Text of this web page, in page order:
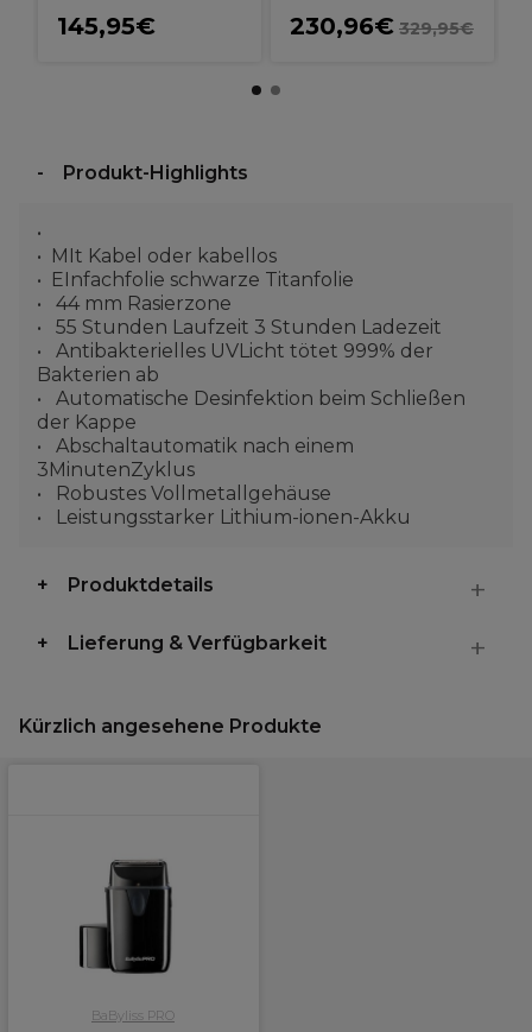
145,95€ 230,96€ 329,95€
Produkt-Highlights
MIt Kabel oder kabellos
EInfachfolie schwarze Titanfolie
44 mm Rasierzone
55 Stunden Laufzeit 3 Stunden Ladezeit
Antibakterielles UVLicht tötet 999% der
Bakterien ab
Automatische Desinfektion beim Schließen
der Kappe
Abschaltautomatik nach einem
3MinutenZyklus
Robustes Vollmetallgehäuse
Leistungsstarker Lithium-ionen-Akku
Produktdetails
Lieferung & Verfügbarkeit
Kürzlich angesehene Produkte
BaByliss PRO